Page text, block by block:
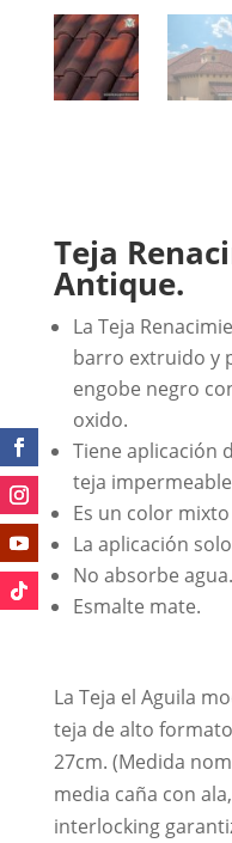
Teja
Antique.
La Teja
barro extruido y
engobe negro
oxido.
Tiene aplicación
teja
Es un color
La aplicación
No absorbe agua.
Esmalte mate.
La Teja el Aguila
teja de alto
27cm. (Medida
media caña con
interlocking